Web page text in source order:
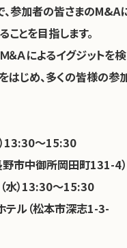
、参加者の皆さまのM&A
とを目指します。
Ａによるイグジットを検
はじめ、多くの皆様の参
13:30～15:30
所岡田町131-4）
～15:30
松本市深志1-3-